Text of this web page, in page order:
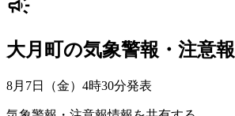
大月町の気象警報・注意報
8月7日（金）4時30分発表